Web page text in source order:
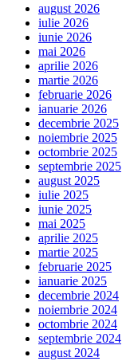
august 2026
iulie 2026
iunie 2026
mai 2026
aprilie 2026
martie 2026
februarie 2026
ianuarie 2026
decembrie 2025
noiembrie 2025
octombrie 2025
septembrie 2025
august 2025
iulie 2025
iunie 2025
mai 2025
aprilie 2025
martie 2025
februarie 2025
ianuarie 2025
decembrie 2024
noiembrie 2024
octombrie 2024
septembrie 2024
august 2024